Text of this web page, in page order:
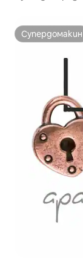
Супердомакин
Супердомакин